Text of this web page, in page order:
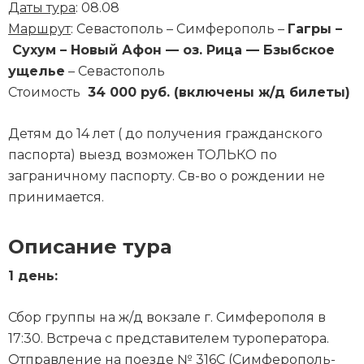
Даты тура: 08.08
Маршрут: Севастополь – Симферополь – Гагры –
Сухум – Новый Афон — оз. Рица — Бзыбское
ущелье – Севастополь
Стоимость 34 000 руб. (включены ж/д билеты)
Детям до 14 лет ( до получения гражданского
паспорта) выезд возможен ТОЛЬКО по
заграничному паспорту. Св-во о рождении не
принимается.
Описание тура
1 день:
Сбор группы на ж/д вокзале г. Симферополя в
17:30. Встреча с представителем туроператора.
Отправление на поезде № 316С (Симферополь-